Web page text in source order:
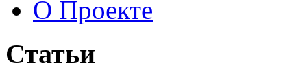
О Проекте
Статьи